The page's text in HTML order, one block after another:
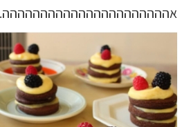
אהההההההההההההההההההההה.